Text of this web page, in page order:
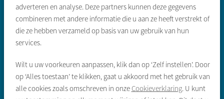
adverteren en analyse. Deze partners kunnen deze gegevens
combineren met andere informatie die u aan ze heeft verstrekt of
die ze hebben verzameld op basis van uw gebruik van hun
services.
Wilt u uw voorkeuren aanpassen, klik dan op ‘Zelf instellen’. Door
op ‘Alles toestaan’ te klikken, gaat u akkoord met het gebruik van
alle cookies zoals omschreven in onze Cookieverklaring. U kunt
Koopwoningen
Gegevens inleveren sociale huur
Reparatie melden
Huur opzeggen